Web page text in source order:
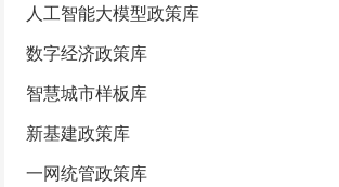
人工智能大模型政策库
数字经济政策库
智慧城市样板库
新基建政策库
一网统管政策库